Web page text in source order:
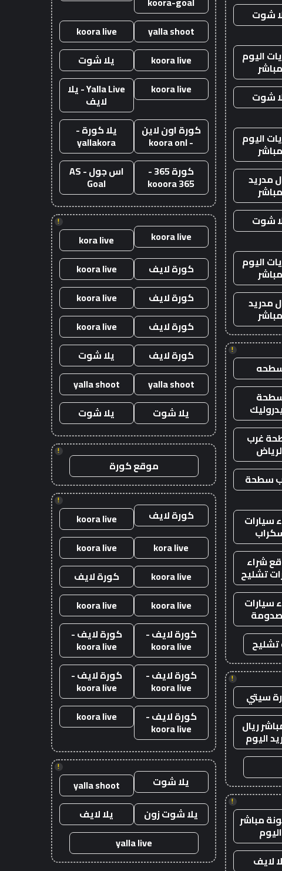
شوت
اليوم
مباشر
شوت
اليوم
مباشر
مدريد
مباشر
شوت
اليوم
مباشر
مدريد
مباشر
!
غرب
سطحة
سيارات
شراء
تشليح
سيارات
!
سيتي
ريال
اليوم
!
مباشر
اليوم
لايف
yalla shoot
koora live
koora live
يلا شوت
koora live
Yalla Live - يلا
لايف
كورة اون لاين
- koora onl
يلا كورة -
yallakora
كورة 365 -
kooora 365
اس جول - AS
Goal
!
koora live
kora live
كورة لايف
koora live
كورة لايف
koora live
كورة لايف
koora live
كورة لايف
يلا شوت
yalla shoot
yalla shoot
يلا شوت
يلا شوت
!
موقع كورة
!
كورة لايف
koora live
kora live
koora live
koora live
كورة لايف
koora live
koora live
كورة لايف -
koora live
كورة لايف -
koora live
كورة لايف -
koora live
كورة لايف -
koora live
كورة لايف -
koora live
koora live
!
يلا شوت
yalla shoot
يلا شوت زون
يلا لايف
yalla live